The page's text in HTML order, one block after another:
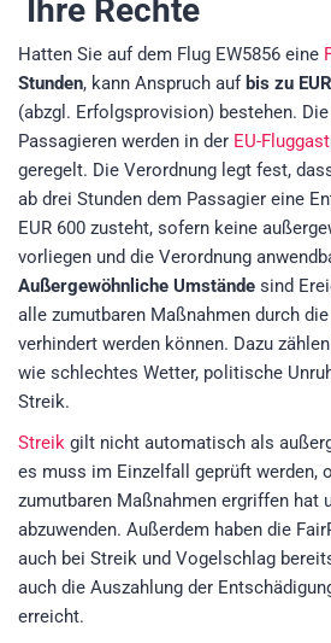
Ihre Rechte
Hatten Sie auf dem Flug EW5856 eine
Stunden, kann Anspruch auf bis zu
(abzgl. Erfolgsprovision) bestehen.
Passagieren werden in der EU-
geregelt. Die Verordnung legt fest,
ab drei Stunden dem Passagier eine
EUR 600 zusteht, sofern keine
vorliegen und die Verordnung
Außergewöhnliche Umstände sind
alle zumutbaren Maßnahmen durch
verhindert werden können. Dazu
wie schlechtes Wetter, politische
Streik.
Streik gilt nicht automatisch als
es muss im Einzelfall geprüft werden,
zumutbaren Maßnahmen ergriffen hat
abzuwenden. Außerdem haben die
auch bei Streik und Vogelschlag
auch die Auszahlung der
erreicht.